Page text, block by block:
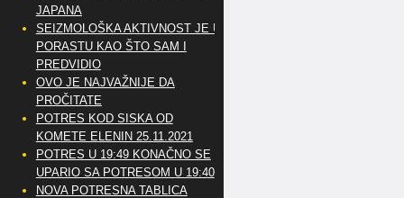
JAPANA
SEIZMOLOŠKA AKTIVNOST JE U
PORASTU KAO ŠTO SAM I
PREDVIDIO
OVO JE NAJVAŽNIJE DA
PROČITATE
POTRES KOD SISKA OD
KOMETE ELENIN 25.11.2021
POTRES U 19:49 KONAČNO SE
UPARIO SA POTRESOM U 19:40
NOVA POTRESNA TABLICA